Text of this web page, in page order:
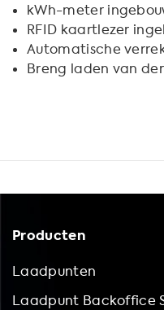
kWh-meter
RFID kaartlezer
Automatische
Breng laden van
Producten
Laadpunten
Laadpunt Backoffice